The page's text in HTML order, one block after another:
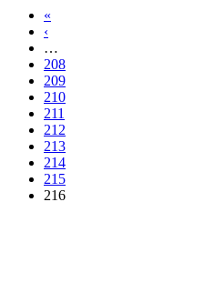
«
‹
…
208
209
210
211
212
213
214
215
216